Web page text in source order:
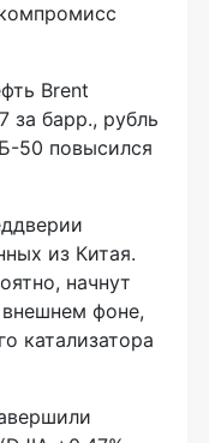
Brent
за барр., рубль
50 повысился
из Китая.
начнут
фоне,
катализатора